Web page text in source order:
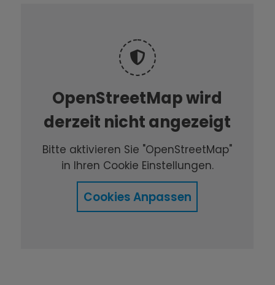
OpenStreetMap wird
derzeit nicht angezeigt
Bitte aktivieren Sie "OpenStreetMap"
in Ihren Cookie Einstellungen.
Cookies Anpassen